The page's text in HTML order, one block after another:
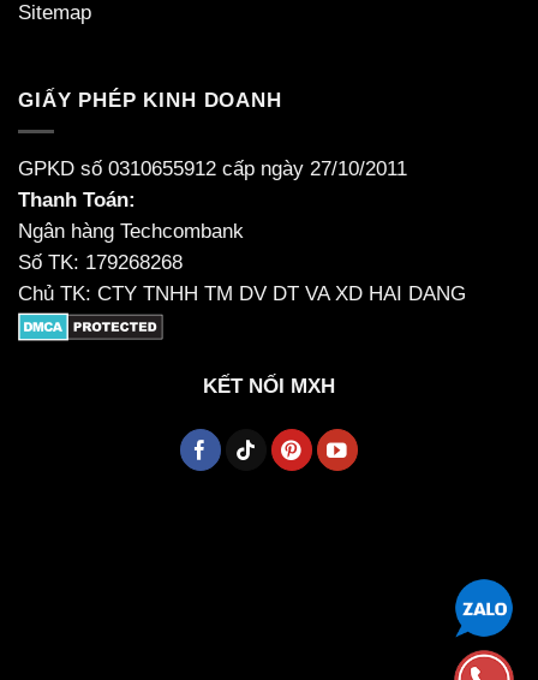
Sitemap
GIẤY PHÉP KINH DOANH
GPKD số 0310655912 cấp ngày 27/10/2011
Thanh Toán:
Ngân hàng Techcombank
Số TK: 179268268
Chủ TK: CTY TNHH TM DV DT VA XD HAI DANG
KẾT NỐI MXH